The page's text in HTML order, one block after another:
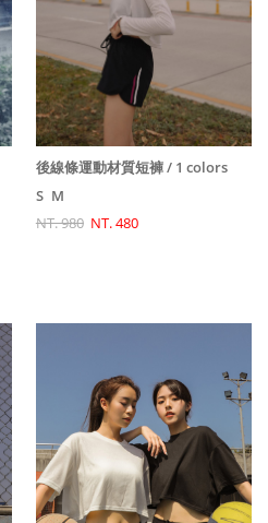
後線條運動材質短褲 / 1 colors
S M
NT. 980 NT. 480